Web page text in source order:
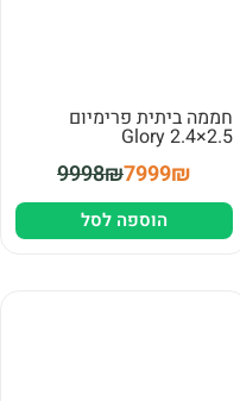
חממה ביתית פרימיום
2.5×2.4 Glory
9998₪7999₪
הוספה לסל